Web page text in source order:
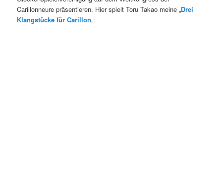
Carillonneure präsentieren. Hier spielt Toru Takao meine „Drei
Klangstücke für Carillon„: